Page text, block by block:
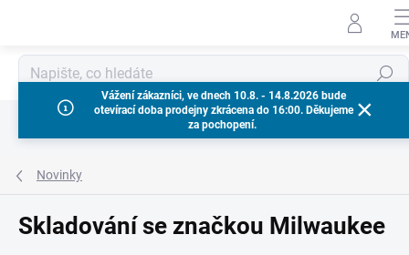
Vážení zákazníci, ve dnech 10.8. - 14.8.2026 bude
otevírací doba prodejny zkrácena do 16:00. Děkujeme
za pochopení.
Hledat
Novinky
Skladování se značkou Milwaukee